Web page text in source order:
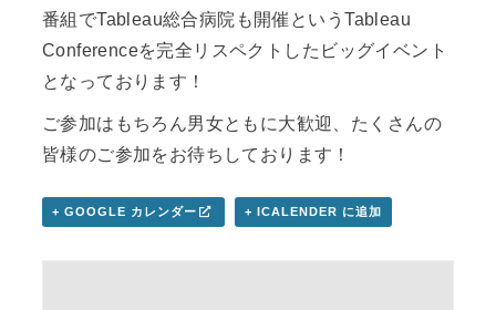
番組でTableau総合病院も開催というTableau
Conferenceを完全リスペクトしたビッグイベント
となっております！
ご参加はもちろん男女ともに大歓迎、たくさんの
皆様のご参加をお待ちしております！
+ GOOGLE カレンダー + ICALENDER に追加